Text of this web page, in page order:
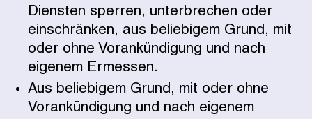
Diensten sperren, unterbrechen oder
einschränken, aus beliebigem Grund, mit
oder ohne Vorankündigung und nach
eigenem Ermessen.
Aus beliebigem Grund, mit oder ohne
Vorankündigung und nach eigenem